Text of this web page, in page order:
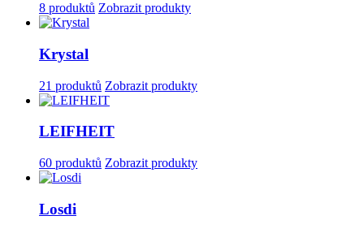
8 produktů Zobrazit produkty
Krystal
21 produktů Zobrazit produkty
LEIFHEIT
60 produktů Zobrazit produkty
Losdi